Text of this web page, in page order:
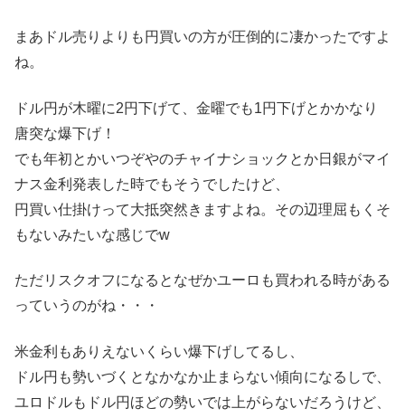
まあドル売りよりも円買いの方が圧倒的に凄かったですよ
ね。
ドル円が木曜に2円下げて、金曜でも1円下げとかかなり
唐突な爆下げ！
でも年初とかいつぞやのチャイナショックとか日銀がマイ
ナス金利発表した時でもそうでしたけど、
円買い仕掛けって大抵突然きますよね。その辺理屈もくそ
もないみたいな感じでw
ただリスクオフになるとなぜかユーロも買われる時がある
っていうのがね・・・
米金利もありえないくらい爆下げしてるし、
ドル円も勢いづくとなかなか止まらない傾向になるしで、
ユロドルもドル円ほどの勢いでは上がらないだろうけど、